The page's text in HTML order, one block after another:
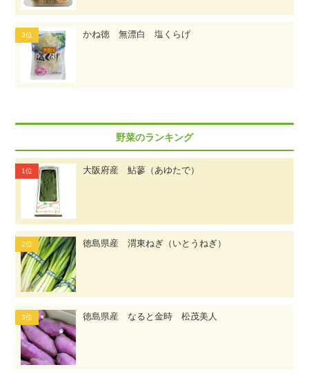
かね徳 無漂白 塩くらげ
野菜のランキング
大阪府産 鮎蓼（あゆたで）
徳島県産 渭東ねぎ（いとうねぎ）
徳島県産 なると金時 松茂美人